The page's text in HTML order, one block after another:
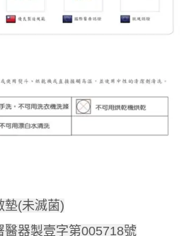
墊(未滅菌)
器製壹字第005718號